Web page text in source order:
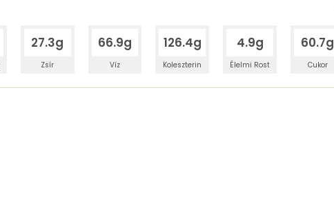
27.3g
Zsír
66.9g
Víz
126.4g
Koleszterin
4.9g
Élelmi Rost
60.7g
Cukor